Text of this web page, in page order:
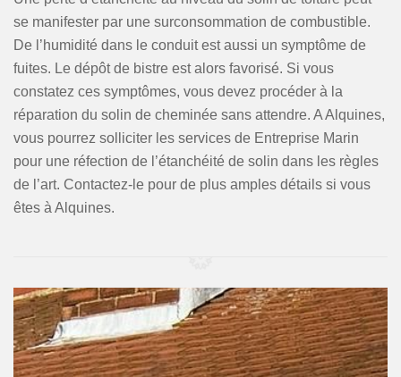
se manifester par une surconsommation de combustible.
De l’humidité dans le conduit est aussi un symptôme de
fuites. Le dépôt de bistre est alors favorisé. Si vous
constatez ces symptômes, vous devez procéder à la
réparation du solin de cheminée sans attendre. A Alquines,
vous pourrez solliciter les services de Entreprise Marin
pour une réfection de l’étanchéité de solin dans les règles
de l’art. Contactez-le pour de plus amples détails si vous
êtes à Alquines.